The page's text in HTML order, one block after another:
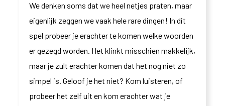
We denken soms dat we heel netjes praten, maar
eigenlijk zeggen we vaak hele rare dingen! In dit
spel probeer je erachter te komen welke woorden
er gezegd worden. Het klinkt misschien makkelijk,
maar je zult erachter komen dat het nog niet zo
simpel is. Geloof je het niet? Kom luisteren, of
probeer het zelf uit en kom erachter wat je